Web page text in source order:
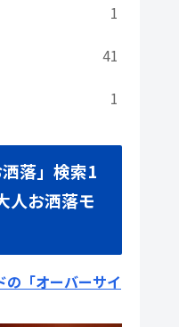
1
41
1
落」検索1
人お洒落モ
の「オーバーサイ